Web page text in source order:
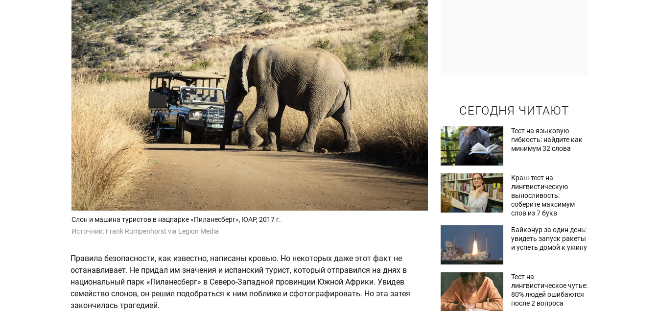
Слон и машина туристов в нацпарке «Пиланесберг», ЮАР, 2017 г.
Источник: Frank Rumpenhorst via Legion Media
Правила безопасности, как известно, написаны кровью. Но некоторых даже этот факт не
останавливает. Не придал им значения и испанский турист, который отправился на днях в
национальный парк «Пиланесберг» в Северо-Западной провинции Южной Африки. Увидев
семейство слонов, он решил подобраться к ним поближе и сфотографировать. Но эта затея
закончилась трагедией.
СЕГОДНЯ ЧИТАЮТ
Тест на языковую
гибкость: найдите как
минимум 32 слова
Краш-тест на
лингвистическую
выносливость:
соберите максимум
слов из 7 букв
Байконур за один день:
увидеть запуск ракеты
и успеть домой к ужину
Тест на
лингвистическое чутье:
80% людей ошибаются
после 2 вопроса